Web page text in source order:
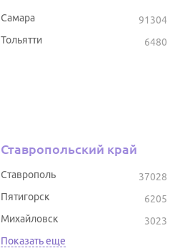
91304
Самара
6480
Тольятти
Ставропольский край
37028
Ставрополь
6205
Пятигорск
3023
Михайловск
Показать еще